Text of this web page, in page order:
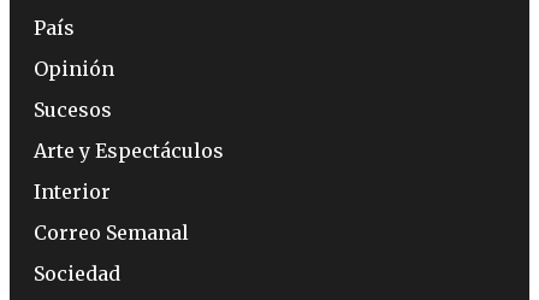
País
Opinión
Sucesos
Arte y Espectáculos
Interior
Correo Semanal
Sociedad